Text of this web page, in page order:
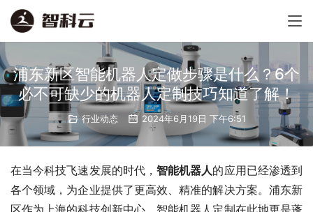
浦东新区智能机器人定做步骤是什么？6个
必不可缺少的机器人定制技巧知道了解！
行业动态 2024年6月19日 下午6:51
在当今科技飞速发展的时代，智能机器人的应用已经渗透到
各个领域，为企业提供了更高效、精准的解决方案。浦东新
区作为上海的科技创新中心，智能机器人定制在此地更是蓬